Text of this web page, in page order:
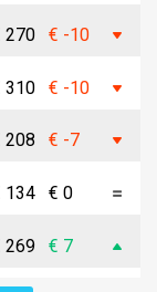
270 € -10
310 € -10
208 € -7
134 € 0
269 € 7